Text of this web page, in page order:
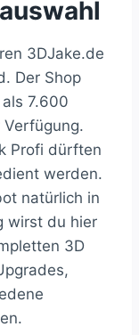
3DJake.de
Der Shop
7.600
Profi dürften
werden.
natürlich in
wirst du hier
3D